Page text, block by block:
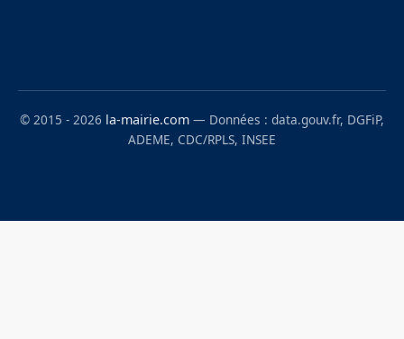
© 2015 - 2026 la-mairie.com — Données : data.gouv.fr, DGFiP,
ADEME, CDC/RPLS, INSEE